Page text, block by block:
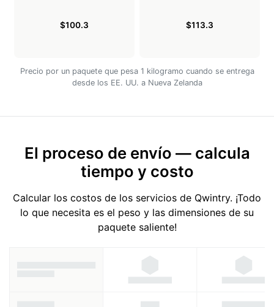
$100.3 $113.3
Precio por un paquete que pesa 1 kilogramo cuando se entrega
desde los EE. UU. a Nueva Zelanda
El proceso de envío — calcula
tiempo y costo
Calcular los costos de los servicios de Qwintry. ¡Todo
lo que necesita es el peso y las dimensiones de su
paquete saliente!